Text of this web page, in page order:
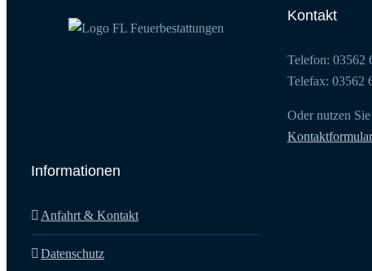
Kontakt
Telefon: 03562
Telefax: 03562
Oder nutzen
Kontaktformular
Informationen
Anfahrt & Kontakt
Datenschutz